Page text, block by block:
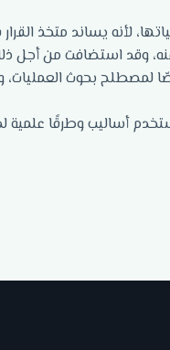
لأنه يساند متخذ
وقد استضافت من أجل ذلك
بحوث العمليات،
أساليب وطرقًا علمية